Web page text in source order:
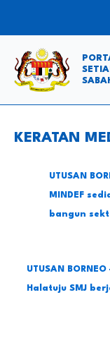
KERATAN
UTUSAN
MINDEF
bangun
UTUSAN
Halatuju SMJ